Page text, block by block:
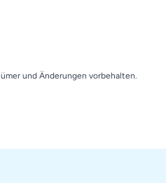
und Änderungen vorbehalten.